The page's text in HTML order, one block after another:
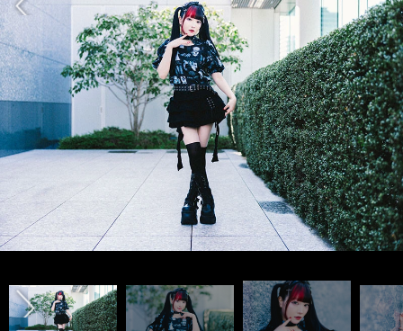
次へ
前へ